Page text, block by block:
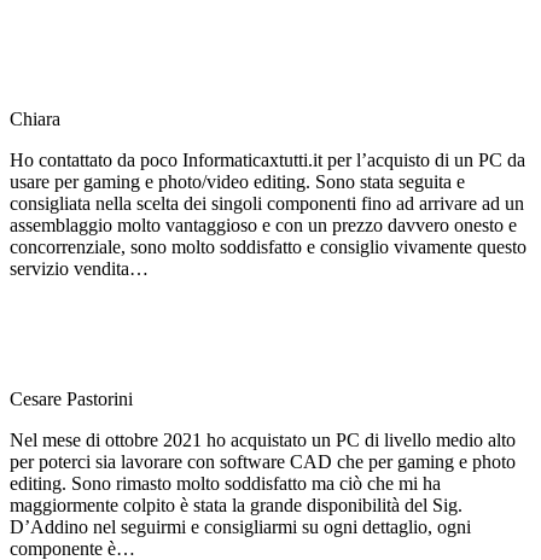
Chiara
Ho contattato da poco Informaticaxtutti.it per l’acquisto di un PC da
usare per gaming e photo/video editing. Sono stata seguita e
consigliata nella scelta dei singoli componenti fino ad arrivare ad un
assemblaggio molto vantaggioso e con un prezzo davvero onesto e
concorrenziale, sono molto soddisfatto e consiglio vivamente questo
servizio vendita…
Cesare Pastorini
Nel mese di ottobre 2021 ho acquistato un PC di livello medio alto
per poterci sia lavorare con software CAD che per gaming e photo
editing. Sono rimasto molto soddisfatto ma ciò che mi ha
maggiormente colpito è stata la grande disponibilità del Sig.
D’Addino nel seguirmi e consigliarmi su ogni dettaglio, ogni
componente è…